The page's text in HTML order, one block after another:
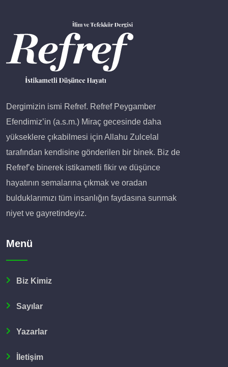
Dergimizin ismi Refref. Refref Peygamber
Efendimiz’in (a.s.m.) Miraç gecesinde daha
yükseklere çıkabilmesi için Allahu Zulcelal
tarafından kendisine gönderilen bir binek. Biz de
Refref’e binerek istikametli fikir ve düşünce
hayatının semalarına çıkmak ve oradan
bulduklarımızı tüm insanlığın faydasına sunmak
niyet ve gayretindeyiz.
Menü
Biz Kimiz
Sayılar
Yazarlar
İletişim